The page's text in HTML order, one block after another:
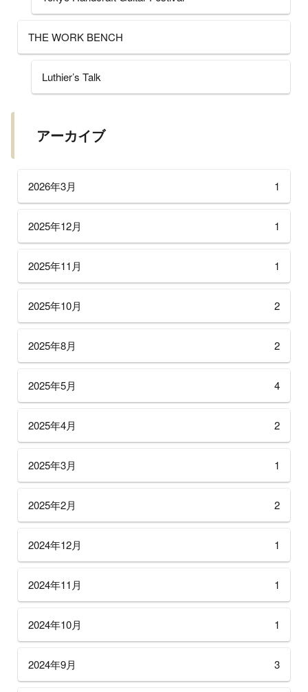
THE WORK BENCH
Luthier’s Talk
アーカイブ
2026年3月 1
2025年12月 1
2025年11月 1
2025年10月 2
2025年8月 2
2025年5月 4
2025年4月 2
2025年3月 1
2025年2月 2
2024年12月 1
2024年11月 1
2024年10月 1
2024年9月 3